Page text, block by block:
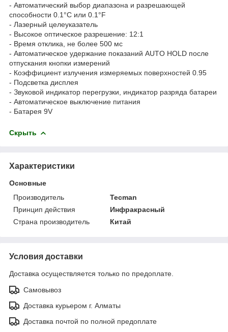
- Автоматический выбор диапазона и разрешающей
способности 0.1°С или 0.1°F
- Лазерный целеуказатель
- Высокое оптическое разрешение: 12:1
- Время отклика, не более 500 мс
- Автоматическое удержание показаний AUTO HOLD после
отпускания кнопки измерений
- Коэффициент излучения измеряемых поверхностей 0.95
- Подсветка дисплея
- Звуковой индикатор перегрузки, индикатор разряда батареи
- Автоматическое выключение питания
- Батарея 9V
Скрыть
Характеристики
Основные
Производитель
Tecman
Принцип действия
Инфракрасный
Страна производитель
Китай
Условия доставки
Доставка осуществляется только по предоплате.
Самовывоз
Доставка курьером г. Алматы
Доставка почтой по полной предоплате